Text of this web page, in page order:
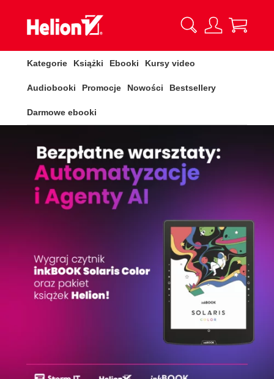
Kategorie Książki Ebooki Kursy video
Audiobooki Promocje Nowości Bestsellery
Darmowe ebooki